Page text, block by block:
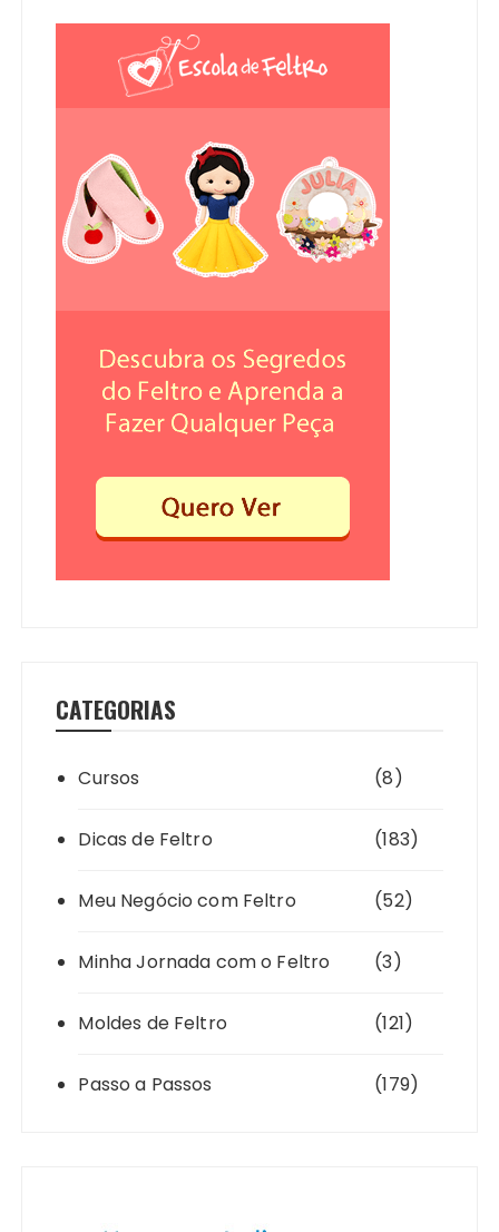
CATEGORIAS
Cursos (8)
Dicas de Feltro (183)
Meu Negócio com Feltro (52)
Minha Jornada com o Feltro (3)
Moldes de Feltro (121)
Passo a Passos (179)